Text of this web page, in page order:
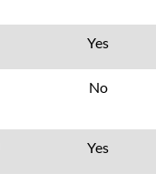
Yes
No
Yes